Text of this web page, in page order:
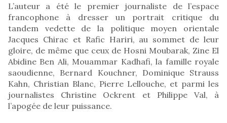
L’auteur a été le premier journaliste de l’espace
francophone à dresser un portrait critique du
tandem vedette de la politique moyen orientale
Jacques Chirac et Rafic Hariri, au sommet de leur
gloire, de même que ceux de Hosni Moubarak, Zine El
Abidine Ben Ali, Mouammar Kadhafi, la famille royale
saoudienne, Bernard Kouchner, Dominique Strauss
Kahn, Christian Blanc, Pierre Lellouche, et parmi les
journalistes Christine Ockrent et Philippe Val, à
l’apogée de leur puissance.